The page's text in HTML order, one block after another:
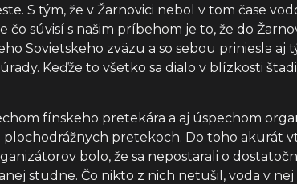
S tým, že v Žarnovici nebol v tom čase
súvisí s našim príbehom je to, že do
Sovietskeho zväzu a so sebou priniesla
Keďže to všetko sa dialo v blízkosti
fínskeho pretekára a aj úspechom
pretekoch. Do toho akurát
bolo, že sa nepostarali o
studne. Čo nikto z nich netušil, voda v